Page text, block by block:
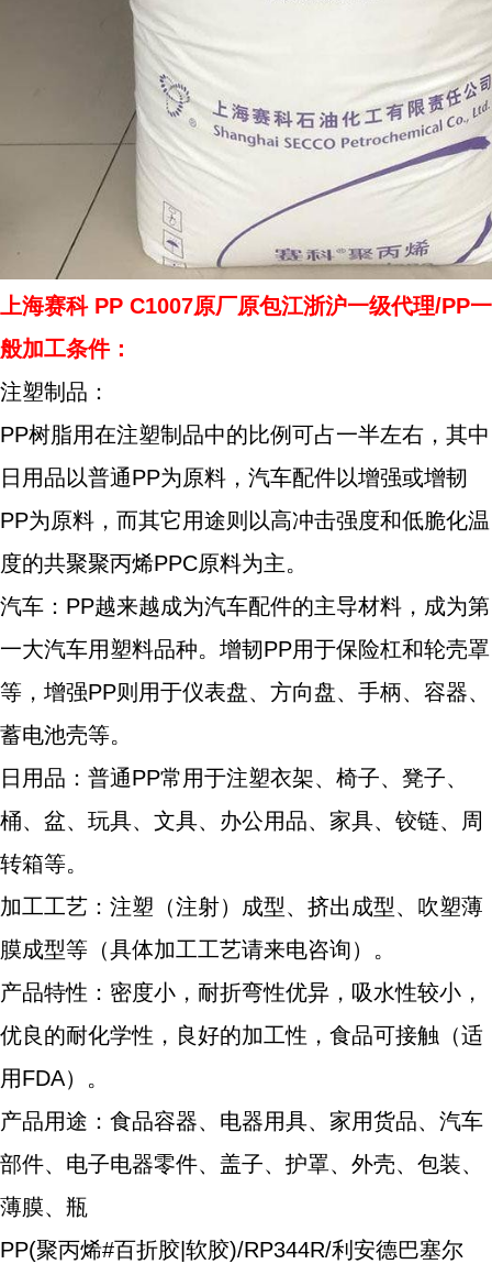
上海赛科 PP C1007原厂原包江浙沪一级代理/PP一
般加工条件：
注塑制品：
PP树脂用在注塑制品中的比例可占一半左右，其中
日用品以普通PP为原料，汽车配件以增强或增韧
PP为原料，而其它用途则以高冲击强度和低脆化温
度的共聚聚丙烯PPC原料为主。
汽车：PP越来越成为汽车配件的主导材料，成为第
一大汽车用塑料品种。增韧PP用于保险杠和轮壳罩
等，增强PP则用于仪表盘、方向盘、手柄、容器、
蓄电池壳等。
日用品：普通PP常用于注塑衣架、椅子、凳子、
桶、盆、玩具、文具、办公用品、家具、铰链、周
转箱等。
加工工艺：注塑（注射）成型、挤出成型、吹塑薄
膜成型等（具体加工工艺请来电咨询）。
产品特性：密度小，耐折弯性优异，吸水性较小，
优良的耐化学性，良好的加工性，食品可接触（适
用FDA）。
产品用途：食品容器、电器用具、家用货品、汽车
部件、电子电器零件、盖子、护罩、外壳、包装、
薄膜、瓶
PP(聚丙烯#百折胶|软胶)/RP344R/利安德巴塞尔